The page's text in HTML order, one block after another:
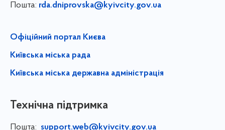
Пошта: rda.dniprovska@kyivcity.gov.ua
Офіційний портал Києва
Київська міська рада
Київська міська державна адміністрація
Технічна підтримка
Пошта: support.web@kyivcity.gov.ua